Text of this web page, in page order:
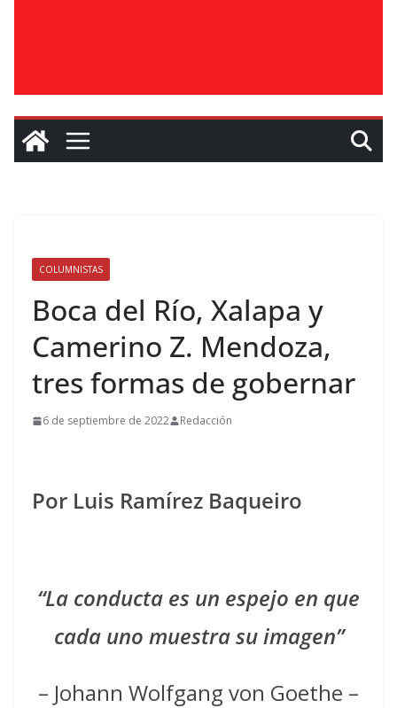
COLUMNISTAS
Boca del Río, Xalapa y
Camerino Z. Mendoza,
tres formas de gobernar
6 de septiembre de 2022 Redacción
Por Luis Ramírez Baqueiro
“La conducta es un espejo en que
cada uno muestra su imagen”
– Johann Wolfgang von Goethe –